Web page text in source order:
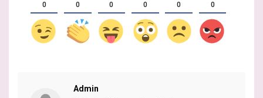
0 0 0 0 0 0
Admin